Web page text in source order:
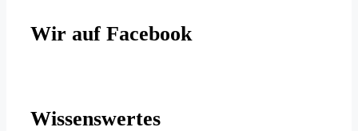
Wir auf Facebook
Wissenswertes